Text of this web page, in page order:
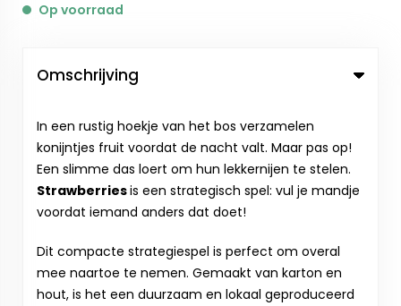
Op voorraad
Omschrijving
In een rustig hoekje van het bos verzamelen
konijntjes fruit voordat de nacht valt. Maar pas op!
Een slimme das loert om hun lekkernijen te stelen.
Strawberriesis een strategisch spel: vul je mandje
voordat iemand anders dat doet!
Dit compacte strategiespel is perfect om overal
mee naartoe te nemen. Gemaakt van karton en
hout, is het een duurzaam en lokaal geproduceerd